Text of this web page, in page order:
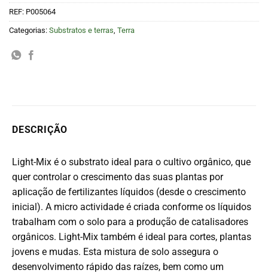
REF: P005064
Categorias: Substratos e terras, Terra
DESCRIÇÃO
Light-Mix é o substrato ideal para o cultivo orgânico, que
quer controlar o crescimento das suas plantas por
aplicação de fertilizantes líquidos (desde o crescimento
inicial). A micro actividade é criada conforme os líquidos
trabalham com o solo para a produção de catalisadores
orgânicos. Light-Mix também é ideal para cortes, plantas
jovens e mudas. Esta mistura de solo assegura o
desenvolvimento rápido das raízes, bem como um